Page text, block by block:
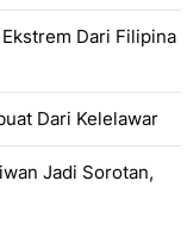
Dari Filipina
Dari Kelelawar
Jadi Sorotan,